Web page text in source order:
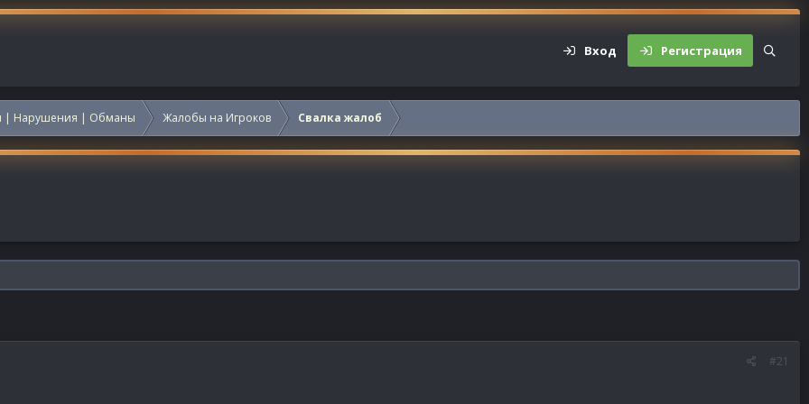
Вход Регистрация
| Нарушения | Обманы Жалобы на Игроков Свалка жалоб
#21